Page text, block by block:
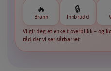
🔥
Brann
🔒
Innbrudd
Vi gir deg et enkelt overblikk – og
råd der vi ser sårbarhet.